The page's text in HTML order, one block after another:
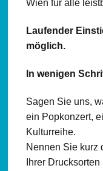
Wien für alle
Laufender
möglich.
In wenigen
Sagen Sie uns,
ein Popkonzert,
Kulturreihe.
Nennen Sie kurz
Ihrer